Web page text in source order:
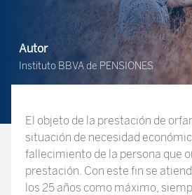
Autor
Instituto BBVA de PENSIONES
El objeto de la prestación de
situación de necesidad
fallecimiento de la persona que
prestación. Con este fin se
los 25 años como máximo,